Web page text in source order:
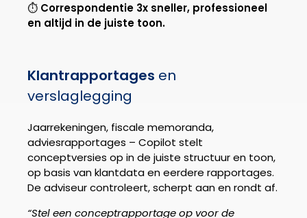
⏱ Correspondentie 3x sneller, professioneel
en altijd in de juiste toon.
Klantrapportages en
verslaglegging
Jaarrekeningen, fiscale memoranda,
adviesrapportages – Copilot stelt
conceptversies op in de juiste structuur en toon,
op basis van klantdata en eerdere rapportages.
De adviseur controleert, scherpt aan en rondt af.
“Stel een conceptrapportage op voor de